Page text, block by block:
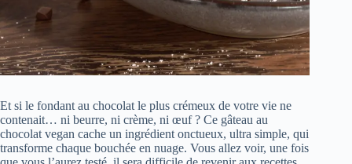
Et si le fondant au chocolat le plus crémeux de votre vie ne
contenait… ni beurre, ni crème, ni œuf ? Ce gâteau au
chocolat vegan cache un ingrédient onctueux, ultra simple, qui
transforme chaque bouchée en nuage. Vous allez voir, une fois